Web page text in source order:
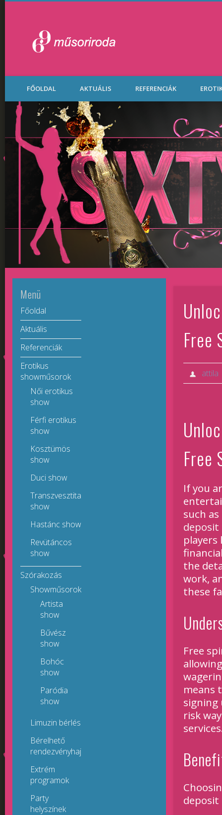
Budapesten.
FŐOLDAL AKTUÁLIS REFERENCIÁK
Free
attila
Free
If you
such
deposit
the
work,
these
Free
means
signing
risk
Menü
Főoldal
Aktuális
Referenciák
Erotikus
showműsorok
Női erotikus
show
Férfi erotikus
show
Kosztümös
show
Duci show
Transzvesztita
show
Hastánc show
Revütáncos
show
Szórakozás
Showműsorok
Artista
show
Bűvész
show
Bohóc
show
Paródia
show
Limuzin bérlés
Bérelhető
rendezvényhajók
Extrém
programok
Party
helyszínek